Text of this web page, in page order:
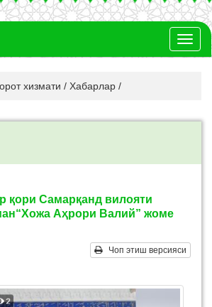
хизмати / Хабарлар /
қори Самарқанд вилояти
Аҳрори Валий” жоме
Чоп этиш версияси